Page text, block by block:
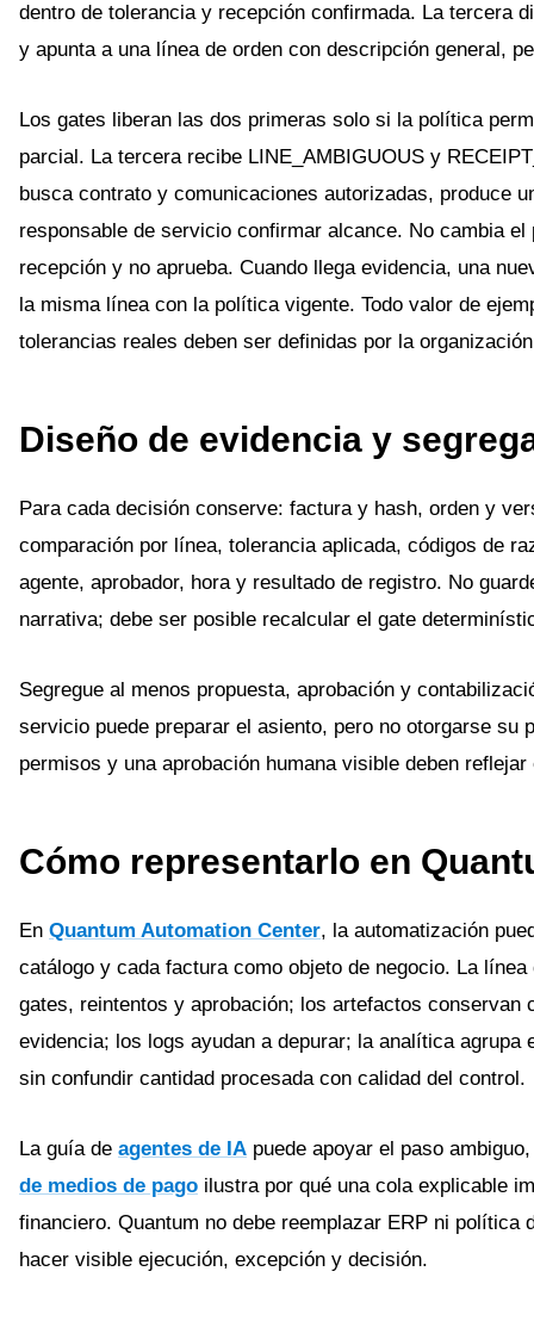
dentro de tolerancia y recepción confirmada. La tercera
y apunta a una línea de orden con descripción general,
Los gates liberan las dos primeras solo si la política
parcial. La tercera recibe LINE_AMBIGUOUS y
busca contrato y comunicaciones autorizadas, produce
responsable de servicio confirmar alcance. No cambia
recepción y no aprueba. Cuando llega evidencia, una
la misma línea con la política vigente. Todo valor de
tolerancias reales deben ser definidas por la
Diseño de evidencia y
Para cada decisión conserve: factura y hash, orden y
comparación por línea, tolerancia aplicada, códigos de
agente, aprobador, hora y resultado de registro. No
narrativa; debe ser posible recalcular el gate
Segregue al menos propuesta, aprobación y
servicio puede preparar el asiento, pero no otorgarse su
permisos y una aprobación humana visible deben
Cómo representarlo en
En Quantum Automation Center, la automatización
catálogo y cada factura como objeto de negocio. La
gates, reintentos y aprobación; los artefactos conservan
evidencia; los logs ayudan a depurar; la analítica agrupa
sin confundir cantidad procesada con calidad del control.
La guía de agentes de IA puede apoyar el paso
de medios de pago ilustra por qué una cola explicable
financiero. Quantum no debe reemplazar ERP ni política
hacer visible ejecución, excepción y decisión.